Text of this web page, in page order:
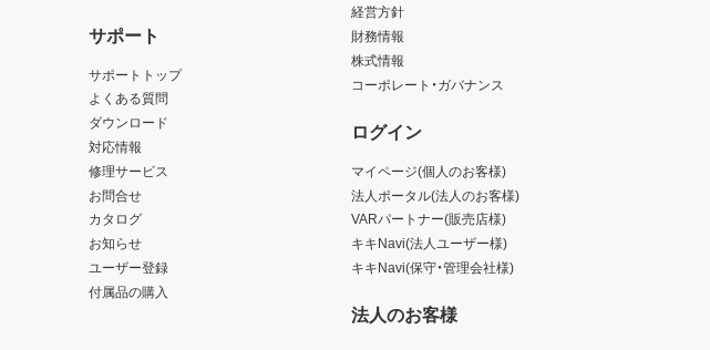
サポート
サポートトップ
よくある質問
ダウンロード
対応情報
修理サービス
お問合せ
カタログ
お知らせ
ユーザー登録
付属品の購入
経営方針
財務情報
株式情報
コーポレート・ガバナンス
ログイン
マイページ(個人のお客様)
法人ポータル(法人のお客様)
VARパートナー(販売店様)
キキNavi(法人ユーザー様)
キキNavi(保守・管理会社様)
法人のお客様